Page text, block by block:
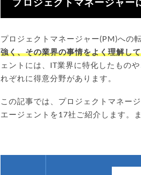
プロジェクトマネージャー
プロジェクトマネージャー(PM)への
強く、その業界の事情をよく理解し
ェントには、IT業界に特化したもの
れぞれに得意分野があります。
この記事では、プロジェクトマネー
エージェントを17社ご紹介します。